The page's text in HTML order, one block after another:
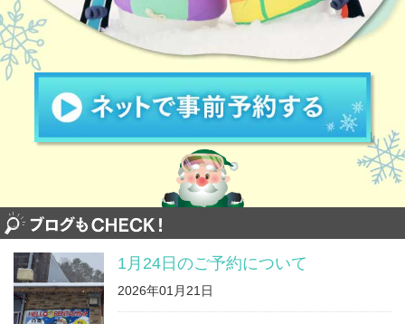
1月24日のご予約について
2026年01月21日